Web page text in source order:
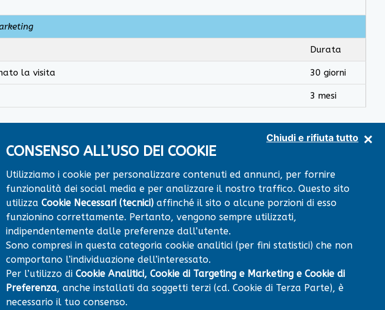
Chiudi e rifiuta tutto
CONSENSO ALL’USO DEI COOKIE
Utilizziamo i cookie per personalizzare contenuti ed annunci, per fornire
funzionalità dei social media e per analizzare il nostro traffico. Questo sito
utilizza Cookie Necessari (tecnici) affinché il sito o alcune porzioni di esso
funzionino correttamente. Pertanto, vengono sempre utilizzati,
indipendentemente dalle preferenze dall’utente.
Sono compresi in questa categoria cookie analitici (per fini statistici) che non
comportano l’individuazione dell’interessato.
Per l’utilizzo di Cookie Analitici, Cookie di Targeting e Marketing e Cookie di
Preferenza, anche installati da soggetti terzi (cd. Cookie di Terza Parte), è
necessario il tuo consenso.
Durata
la visita 30 giorni
3 mesi
Convenzioni
Dove Siamo
Contatti
Centro Diagnostico
VIA RISORGIMENTO snc
64014 MARTINSICURO (TE)
×
+
−